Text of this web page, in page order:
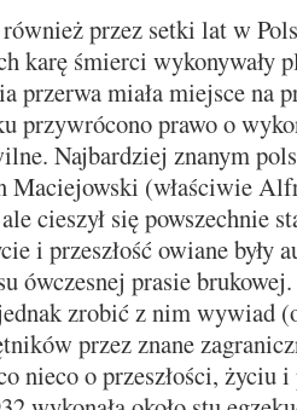
przez setki lat w
karę śmierci wykonywały
przerwa miała miejsce na
przywrócono prawo o
Najbardziej znanym
Maciejowski (właściwie
cieszył się powszechnie
i przeszłość owiane były
ówczesnej prasie
zrobić z nim wywiad
przez znane
nieco o przeszłości, życiu i